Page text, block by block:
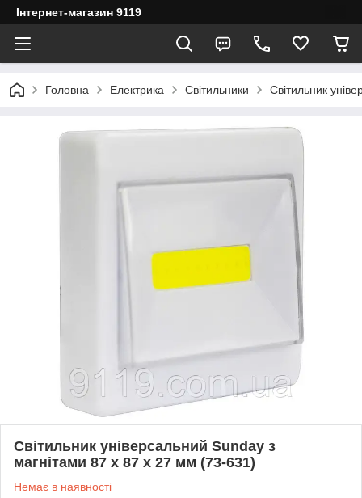
Інтернет-магазин 9119
Головна Електрика Світильники Світильник
Світильник універсальний Sunday з
магнітами 87 х 87 х 27 мм (73-631)
Немає в наявності